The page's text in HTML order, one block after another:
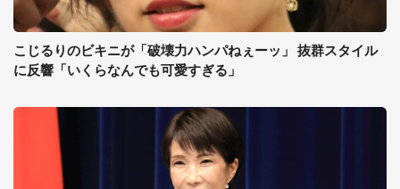
こじるりのビキニが「破壊力ハンパねぇーッ」 抜群スタイル
に反響「いくらなんでも可愛すぎる」